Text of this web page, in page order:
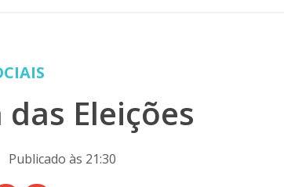
das Eleições
Publicado às 21:30